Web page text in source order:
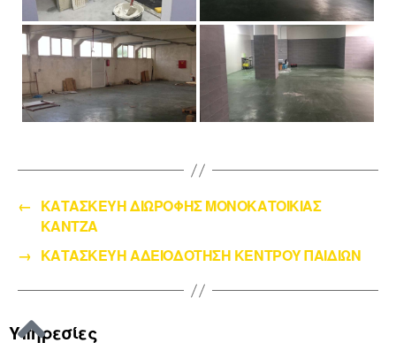
← ΚΑΤΑΣΚΕΥΗ ΔΙΩΡΟΦΗΣ ΜΟΝΟΚΑΤΟΙΚΙΑΣ
ΚΑΝΤΖΑ
→ ΚΑΤΑΣΚΕΥΗ ΑΔΕΙΟΔΟΤΗΣΗ ΚΕΝΤΡΟΥ ΠΑΙΔΙΩΝ
Υπηρεσίες